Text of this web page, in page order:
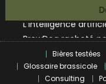
to
content
L’intelligence
BrewDog racheté
Bières et célébrités
Bières testées
Glossaire brassicole
Consulting